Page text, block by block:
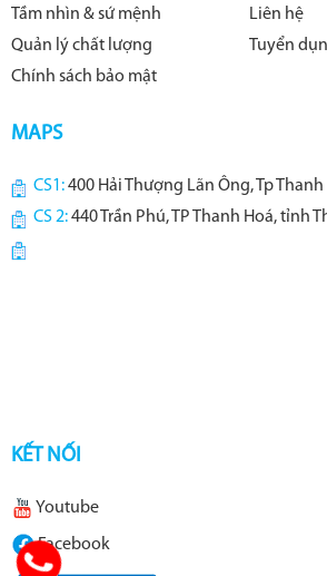
Tầm nhìn & sứ mệnh
Liên hệ
Quản lý chất lượng
Tuyển
Chính sách bảo mật
MAPS
CS1:400 Hải Thượng Lãn Ông, Tp Thanh
CS 2:440 Trần Phú, TP Thanh Hoá, tỉnh
KẾT NỐI
Youtube
Facebook